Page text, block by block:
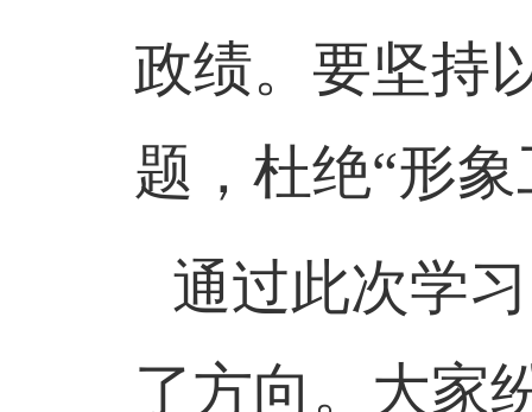
政绩。要坚持
题，杜绝“形
通过此次学
了方向。大家